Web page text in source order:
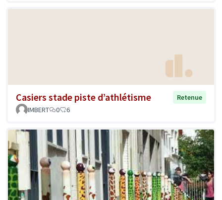
Casiers stade piste d’athlétisme
Retenue
IMBERT
0 6